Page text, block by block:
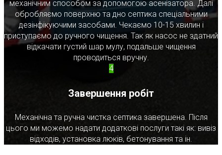
механічним способом за допомогою асенізатора. Далі
обробляємо поверхню та дно септика спеціальними
дезінфікуючими засобами. Чекаємо 10-15 хвилин і
приступаємо до ручного чищення. Так як насос не здатний
відкачати густий шар мулу, подальше чищення
проводиться вручну.
4
Завершення робіт
Механічна та ручна чистка септика завершена. Після
цього ми можемо надати додаткові послуги такі як: вивіз
відходів, установка люків, бетонування та ін.